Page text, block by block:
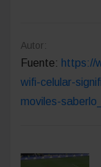
Autor:
Fuente: https://
wifi-celular-
moviles-